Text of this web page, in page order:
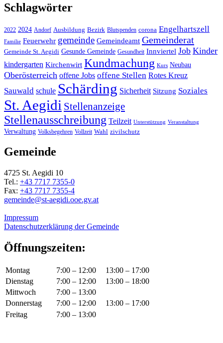
Schlagwörter
2022 2024 Andorf Ausbildung Bezirk Blutspenden corona Engelhartszell
Familie Feuerwehr gemeinde Gemeindeamt Gemeinderat
Gemeinde St. Aegidi Gesunde Gemeinde Gesundheit Innviertel Job Kinder
kindergarten Kirchenwirt Kundmachung Kurs Neubau
Oberösterreich offene Jobs offene Stellen Rotes Kreuz
Sauwald schule Schärding Sicherheit Sitzung Soziales
St. Aegidi Stellenanzeige
Stellenausschreibung Teilzeit Unterstützung Veranstaltung
Verwaltung Volksbegehren Vollzeit Wahl zivilschutz
Gemeinde
4725 St. Aegidi 10
Tel.: +43 7717 7355-0
Fax: +43 7717 7355-4
gemeinde@st-aegidi.ooe.gv.at
Impressum
Datenschutzerklärung der Gemeinde
Öffnungszeiten:
Montag 7:00 – 12:00
13:00 – 17:00
Dienstag
7:00 – 12:00
13:00 – 18:00
Mittwoch
7:00 – 13:00
Donnerstag
7:00 – 12:00
13:00 – 17:00
Freitag
7:00 – 13:00